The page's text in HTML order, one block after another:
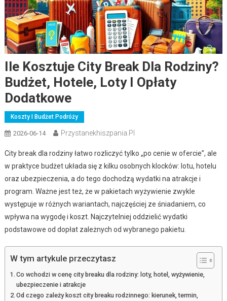
Ile Kosztuje City Break Dla Rodziny?
Budżet, Hotele, Loty I Opłaty
Dodatkowe
Koszty I Budżet Podróży
2026-06-14 Przystanekhiszpania.pl
City break dla rodziny łatwo rozliczyć tylko „po cenie w ofercie”, ale
w praktyce budżet układa się z kilku osobnych klocków: lotu, hotelu
oraz ubezpieczenia, a do tego dochodzą wydatki na atrakcje i
program. Ważne jest też, że w pakietach wyżywienie zwykle
występuje w różnych wariantach, najczęściej ze śniadaniem, co
wpływa na wygodę i koszt. Najczytelniej oddzielić wydatki
podstawowe od dopłat zależnych od wybranego pakietu.
W tym artykule przeczytasz
Co wchodzi w cenę city breaku dla rodziny: loty, hotel, wyżywienie,
ubezpieczenie i atrakcje
Od czego zależy koszt city breaku rodzinnego: kierunek, termin,